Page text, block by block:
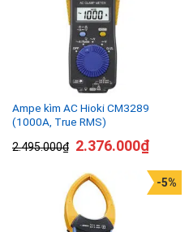
Ampe kìm AC Hioki CM3289
(1000A, True RMS)
2.495.000₫ 2.376.000₫
-5%